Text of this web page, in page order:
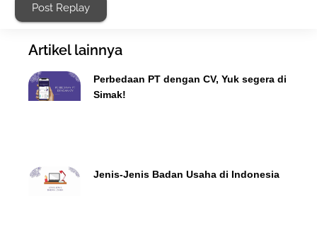
Post Replay
Artikel lainnya
Perbedaan PT dengan CV, Yuk segera di
Simak!
Jenis-Jenis Badan Usaha di Indonesia